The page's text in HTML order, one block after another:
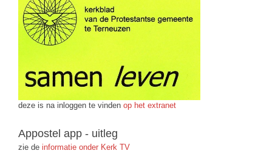
deze is na inloggen te vinden op het extranet
Appostel app - uitleg
zie de informatie onder Kerk TV